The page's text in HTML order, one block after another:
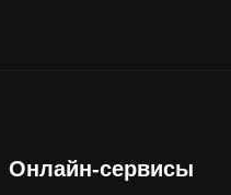
Онлайн-сервисы